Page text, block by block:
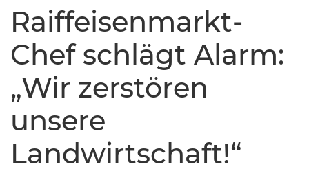
Raiffeisenmarkt-
Chef schlägt Alarm:
„Wir zerstören
unsere
Landwirtschaft!“